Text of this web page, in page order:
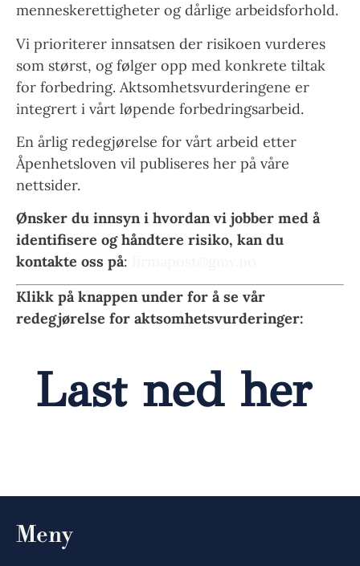
menneskerettigheter og dårlige arbeidsforhold.
Vi prioriterer innsatsen der risikoen vurderes
som størst, og følger opp med konkrete tiltak
for forbedring. Aktsomhetsvurderingene er
integrert i vårt løpende forbedringsarbeid.
En årlig redegjørelse for vårt arbeid etter
Åpenhetsloven vil publiseres her på våre
nettsider.
Ønsker du innsyn i hvordan vi jobber med å
identifisere og håndtere risiko, kan du
kontakte oss på:
Klikk på knappen under for å se vår
redegjørelse for aktsomhetsvurderinger:
Last ned her
Meny